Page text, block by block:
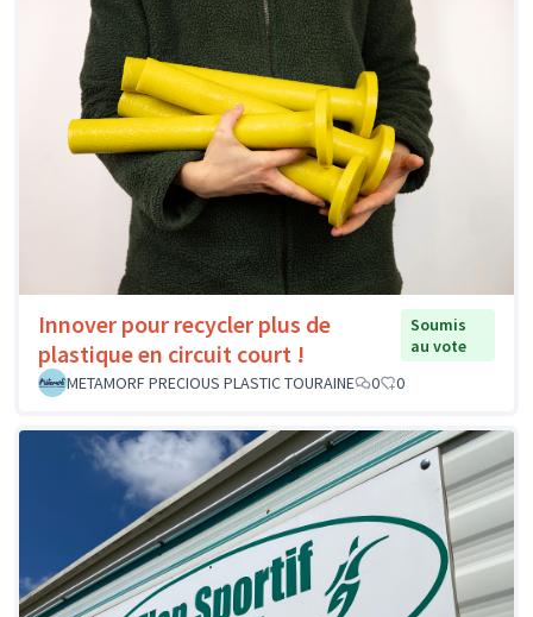
Innover pour recycler plus de
plastique en circuit court !
Soumis
au vote
METAMORF PRECIOUS PLASTIC TOURAINE
0 0